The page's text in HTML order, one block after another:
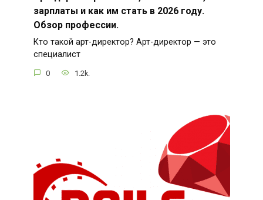
зарплаты и как им стать в 2026 году.
Обзор профессии.
Кто такой арт-директор? Арт-директор — это
специалист
0 1.2k.